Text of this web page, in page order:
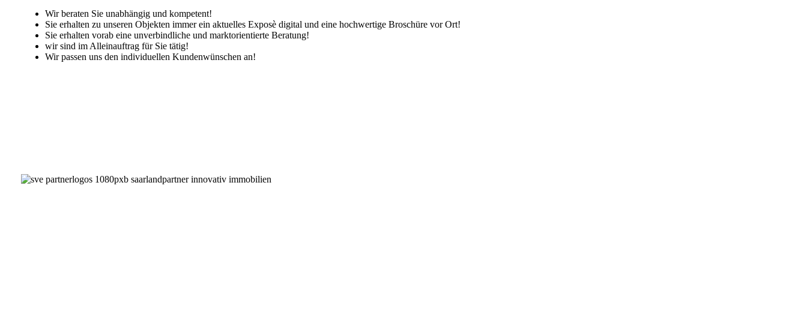
Wir beraten Sie unabhängig und kompetent!
Sie erhalten zu unseren Objekten immer ein aktuelles Exposè digital und eine hochwertige Broschüre vor Ort!
Sie erhalten vorab eine unverbindliche und marktorientierte Beratung!
wir sind im Alleinauftrag für Sie tätig!
Wir passen uns den individuellen Kundenwünschen an!